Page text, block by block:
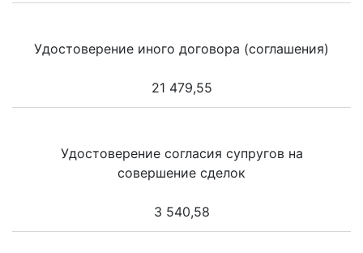
Удостоверение иного договора (соглашения)
21 479,55
Удостоверение согласия супругов на
совершение сделок
3 540,58